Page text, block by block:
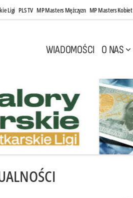
Ligi PLS TV MP Masters Mężczyzn MP Masters Kobiet
WIADOMOŚCI O NAS